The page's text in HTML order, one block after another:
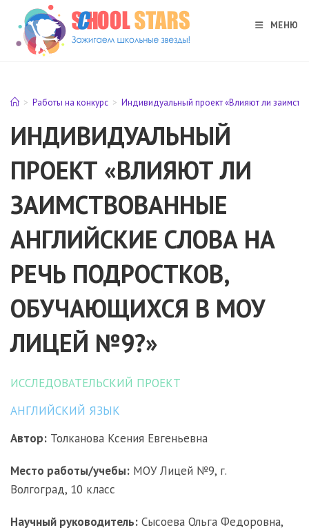
Перейти
содержимому
МЕНЮ
> Работы на конкурс > Индивидуальный проект «Влияют ли
ИНДИВИДУАЛЬНЫЙ
ПРОЕКТ «ВЛИЯЮТ ЛИ
ЗАИМСТВОВАННЫЕ
АНГЛИЙСКИЕ СЛОВА НА
РЕЧЬ ПОДРОСТКОВ,
ОБУЧАЮЩИХСЯ В МОУ
ЛИЦЕЙ №9?»
ИССЛЕДОВАТЕЛЬСКИЙ ПРОЕКТ
АНГЛИЙСКИЙ ЯЗЫК
Автор: Толканова Ксения Евгеньевна
Место работы/учебы: МОУ Лицей №9, г.
Волгоград, 10 класс
Научный руководитель: Сысоева Ольга Федоровна,